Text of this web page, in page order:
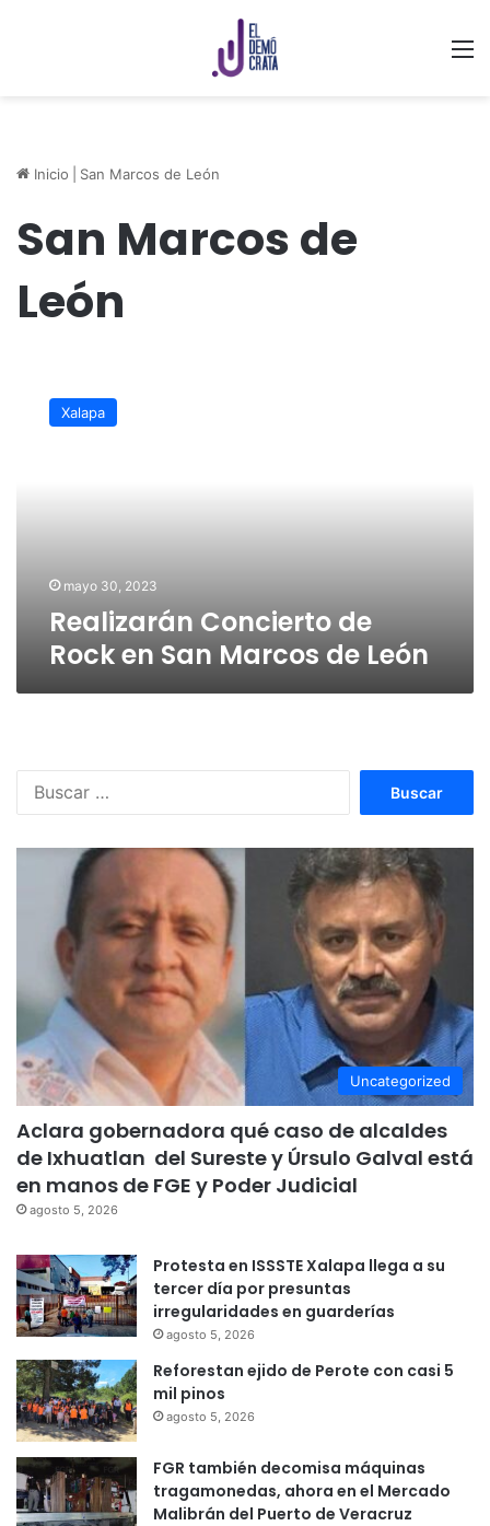
Inicio San Marcos de León
San Marcos de
León
Concierto
Xalapa
mayo 30, 2023
Realizarán Concierto de
Rock en San Marcos de León
Uncategorized
Aclara gobernadora qué caso de alcaldes
de Ixhuatlan del Sureste y Úrsulo Galval está
en manos de FGE y Poder Judicial
agosto 5, 2026
Protesta en ISSSTE Xalapa llega a su
tercer día por presuntas
irregularidades en guarderías
agosto 5, 2026
Reforestan ejido de Perote con casi 5
mil pinos
agosto 5, 2026
FGR también decomisa máquinas
tragamonedas, ahora en el Mercado
Malibrán del Puerto de Veracruz